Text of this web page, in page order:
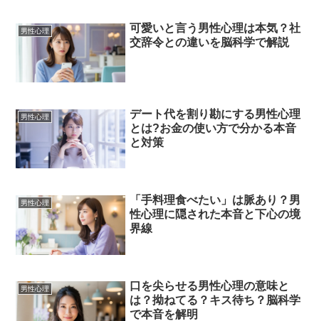
男性心理
可愛いと言う男性心理は本気？社
交辞令との違いを脳科学で解説
男性心理
デート代を割り勘にする男性心理
とは?お金の使い方で分かる本音
と対策
男性心理
「手料理食べたい」は脈あり？男
性心理に隠された本音と下心の境
界線
男性心理
口を尖らせる男性心理の意味と
は？拗ねてる？キス待ち？脳科学
で本音を解明